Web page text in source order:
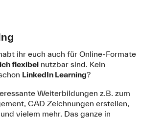
ihr euch auch für Online-Formate
flexibelnutzbar sind. Kein
LinkedIn Learning?
Weiterbildungen z.B. zum
CAD Zeichnungen erstellen,
vielem mehr. Das ganze in